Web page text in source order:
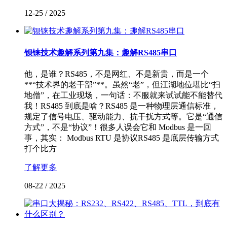
12-25 / 2025
钡铼技术趣解系列第九集：趣解RS485串口
他，是谁？RS485，不是网红、不是新贵，而是一个
**“技术界的老干部”**。虽然“老”，但江湖地位堪比“扫
地僧”，在工业现场，一句话：不服就来试试能不能替代
我！RS485 到底是啥？RS485 是一种物理层通信标准，
规定了信号电压、驱动能力、抗干扰方式等。它是“通信
方式”，不是“协议”！很多人误会它和 Modbus 是一回
事，其实： Modbus RTU 是协议RS485 是底层传输方式
打个比方
了解更多
08-22 / 2025